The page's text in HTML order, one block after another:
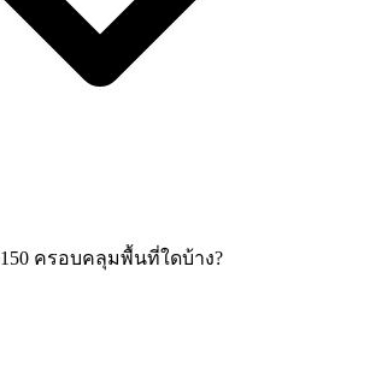
ครอบคลุมพื้นที่ใดบ้าง?